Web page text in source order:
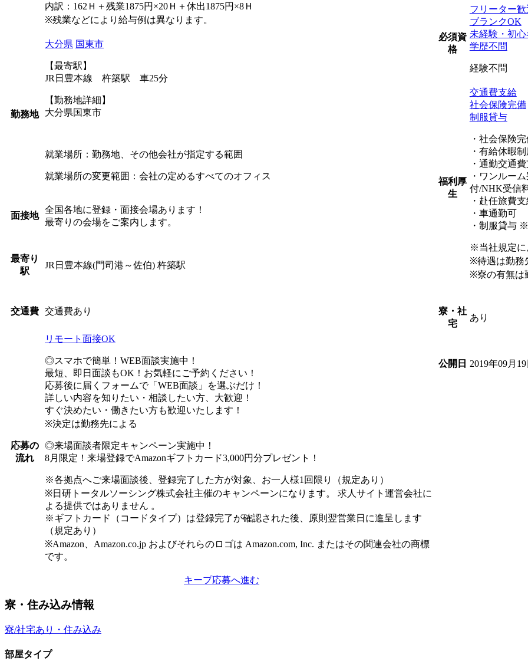
内訳：162Ｈ＋残業1875円×20Ｈ＋休出1875円×8Ｈ
※残業などにより給与例は異なります。
勤務地
大分県 国東市
【最寄駅】
JR日豊本線 杵築駅 車25分
【勤務地詳細】
大分県国東市
就業場所：勤務地、その他会社が指定する範囲
就業場所の変更範囲：会社の定めるすべてのオフィス
面接地
全国各地に登録・面接会場あります！
最寄りの会場をご案内します。
最寄り
駅
JR日豊本線(門司港～佐伯) 杵築駅
交通費 交通費あり
応募の
流れ
リモート面接OK
◎スマホで簡単！WEB面談実施中！
最短、即日面談もOK！お気軽にご予約ください！
応募後に届くフォームで「WEB面談」を選ぶだけ！
詳しい内容を知りたい・相談したい方、大歓迎！
すぐ決めたい・働きたい方も歓迎いたします！
※決定は勤務先による
◎来場面談者限定キャンペーン実施中！
8月限定！来場登録でAmazonギフトカード3,000円分プレゼント！
※各拠点へご来場面談後、登録完了した方が対象、お一人様1回限り（規定あり）
※日研トータルソーシング株式会社主催のキャンペーンになります。 求人サイト運営会社に
よる提供ではありません 。
※ギフトカード（コードタイプ）は登録完了が確認された後、原則翌営業日に進呈します
（規定あり）
※Amazon、Amazon.co.jp およびそれらのロゴは Amazon.com, Inc. またはその関連会社の商標
です。
必須資
格
フリーター歓
ブランクOK
未経験・初
学歴不問
経験不問
福利厚
生
交通費支給
社会保険完備
制服貸与
・社会保険
・有給休暇
・通勤交通
・ワンルー
付/NHK受信
・赴任旅費
・車通勤可
・制服貸与
※当社規定に
※待遇は勤務
※寮の有無は
寮・社
宅
あり
公開日 2019年09月
キープ応募へ進む
寮・住み込み情報
寮/社宅あり・住み込み
部屋タイプ